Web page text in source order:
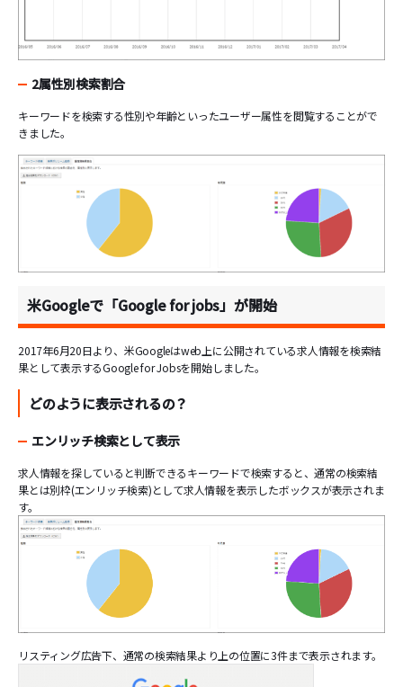
2属性別検索割合
キーワードを検索する性別や年齢といったユーザー属性を閲覧することがで
きました。
米Googleで「Google for jobs」が開始
2017年6月20日より、米Googleはweb上に公開されている求人情報を検索結
果として表示するGoogle for Jobsを開始しました。
どのように表示されるの？
エンリッチ検索として表示
求人情報を探していると判断できるキーワードで検索すると、通常の検索結
果とは別枠(エンリッチ検索)として求人情報を表示したボックスが表示されま
す。
リスティング広告下、通常の検索結果より上の位置に3件まで表示されます。